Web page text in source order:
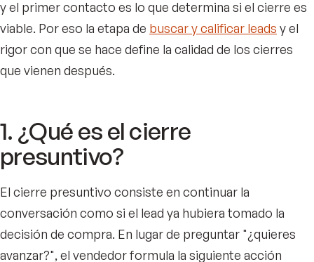
y el primer contacto es lo que determina si el cierre es
viable. Por eso la etapa de buscar y calificar leads y el
rigor con que se hace define la calidad de los cierres
que vienen después.
1. ¿Qué es el cierre
presuntivo?
El cierre presuntivo consiste en continuar la
conversación como si el lead ya hubiera tomado la
decisión de compra. En lugar de preguntar "¿quieres
avanzar?", el vendedor formula la siguiente acción